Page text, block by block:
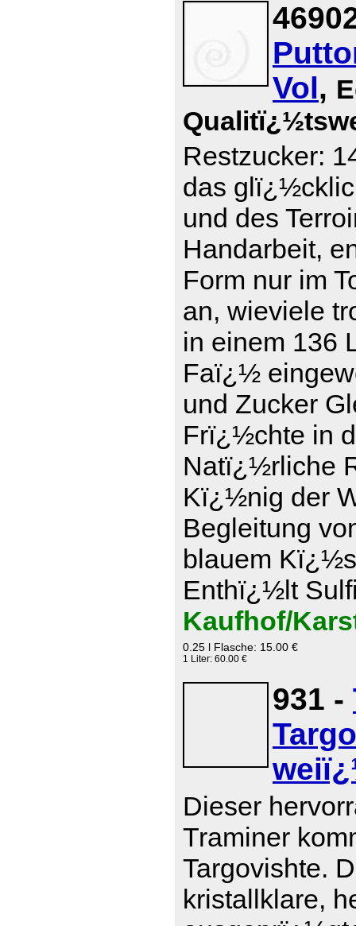
Vol,
Restzucker:
das
und des
Handarbeit,
Form nur im
an, wieviele
in einem 136
Faï¿½
und Zucker
Frï¿½chte in
Natï¿½rliche
Kï¿½nig der
Begleitung
blauem
Enthï¿½lt
Kaufhof/
0.25 l Flasche: 15.00 €
1 Liter: 60.00 €
931 -
Dieser
Traminer
Targovishte.
kristallklare,